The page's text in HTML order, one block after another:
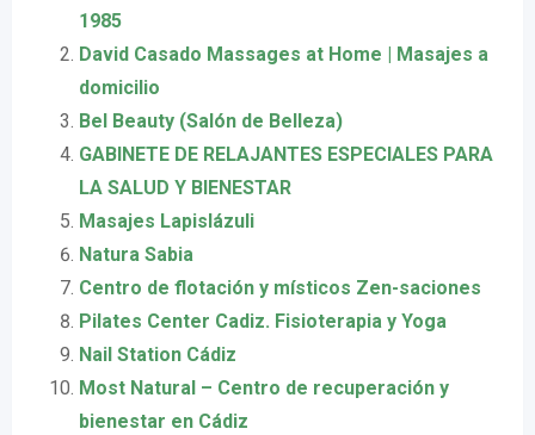
1985
David Casado Massages at Home | Masajes a
domicilio
Bel Beauty (Salón de Belleza)
GABINETE DE RELAJANTES ESPECIALES PARA
LA SALUD Y BIENESTAR
Masajes Lapislázuli
Natura Sabia
Centro de flotación y místicos Zen-saciones
Pilates Center Cadiz. Fisioterapia y Yoga
Nail Station Cádiz
Most Natural – Centro de recuperación y
bienestar en Cádiz ‍ ️